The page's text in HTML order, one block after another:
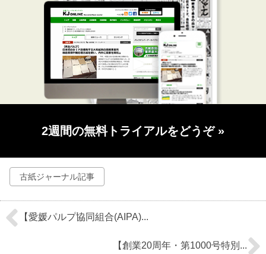
2週間の無料トライアルをどうぞ »
古紙ジャーナル記事
【愛媛パルプ協同組合(AIPA)...
【創業20周年・第1000号特別...